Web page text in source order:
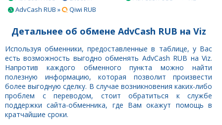
AdvCash RUB »
Qiwi RUB
Детальнее об обмене AdvCash RUB на Viz
Используя обменники, предоставленные в таблице, у Вас
есть возможность выгодно обменять AdvCash RUB на Viz.
Напротив каждого обменного пункта можно найти
полезную информацию, которая позволит произвести
более выгодную сделку. В случае возникновения каких-либо
проблем с переводом, стоит обратиться к службе
поддержки сайта-обменника, где Вам окажут помощь в
кратчайшие сроки.